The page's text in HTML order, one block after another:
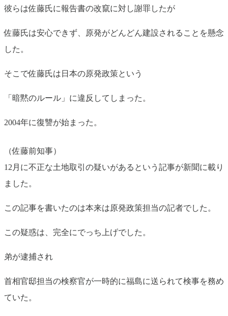
彼らは佐藤氏に報告書の改竄に対し謝罪したが
佐藤氏は安心できず、原発がどんどん建設されることを懸念
した。
そこで佐藤氏は日本の原発政策という
「暗黙のルール」に違反してしまった。
2004年に復讐が始まった。
（佐藤前知事）
12月に不正な土地取引の疑いがあるという記事が新聞に載り
ました。
この記事を書いたのは本来は原発政策担当の記者でした。
この疑惑は、完全にでっち上げでした。
弟が逮捕され
首相官邸担当の検察官が一時的に福島に送られて検事を務め
ていた。